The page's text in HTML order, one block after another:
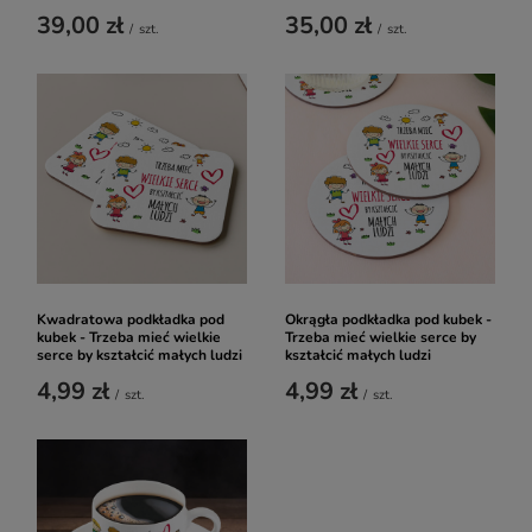
39,00 zł / szt. 35,00 zł / szt.
Kwadratowa podkładka pod
kubek - Trzeba mieć wielkie
serce by kształcić małych ludzi
4,99 zł / szt.
Okrągła podkładka pod kubek -
Trzeba mieć wielkie serce by
kształcić małych ludzi
4,99 zł / szt.